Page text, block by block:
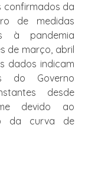
confirmados da
de medidas
à pandemia
de março, abril
dados indicam
do Governo
desde
devido ao
da curva de